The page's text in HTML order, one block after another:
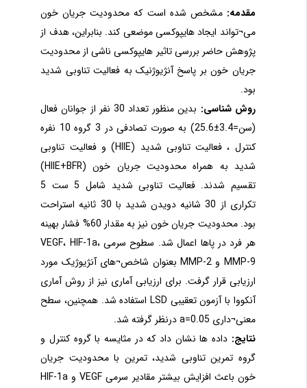
مقدمه:مشخص شده است که محدودیت جریان خون
می¬تواند ایجاد هایپوکسی موضعی کند. بنابراین، هدف از
پژوهش حاضر بررسی تاثیر هایپوکسی ناشی از محدودیت
جریان خون بر پاسخ آنژیوژنیک به فعالیت تناوبی شدید
بود.
روش شناسی:
بدین منظور تعداد 30 نفر از جوانان فعال
(سن=3.4±25.6) به صورت تصادفی در 3 گروه 10 نفره
کنترل ، فعالیت تناوبی شدید (HIIE) و فعالیت تناوبی
شدید به همراه محدودیت جریان خون (HIIE+BFR)
تقسیم شدند. فعالیت تناوبی شدید شامل 5 ست 5
تکراری از 30 شانیه دویدن شدید با 30 ثانیه استراحت
بود. محدودیت جریان خون نیز به مقدار 60% فشار بهینه
هر فرد در پاها اعمال شد. سطوح سرمی VEGF، HIF-1a،
MMP-9 و MMP-2 بعنوان شاخص¬های آنژیوژیک مورد
ارزیابی قرار گرفت. برای ارزیابی آماری نیز از روش آماری
آنکووا با آزمون تعقیبی LSD استفاده شد. همچنین، سطح
معنی¬داری 0.05=a درنظر گرفته شد.
نتایج:داده ها نشان داد که در مثایسه با گروه کنترل و
گروه تمرین تناوبی شدید، تمرین با محدودیت جریان
خون باعث افزایش بیشتر مقادیر سرمی VEGF و HIF-1a